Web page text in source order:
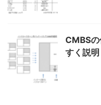
CMBS
すく説明